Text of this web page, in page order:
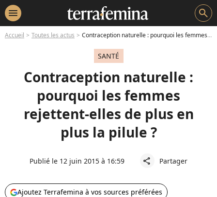
menu search
Accueil Toutes les actus Contraception naturelle : pourquoi les femmes rejettent-elles de plus en plus la pilule ?
SANTÉ
Contraception naturelle :
pourquoi les femmes
rejettent-elles de plus en
plus la pilule ?
Publié le 12 juin 2015 à 16:59 share Partager
Ajoutez Terrafemina à vos sources préférées